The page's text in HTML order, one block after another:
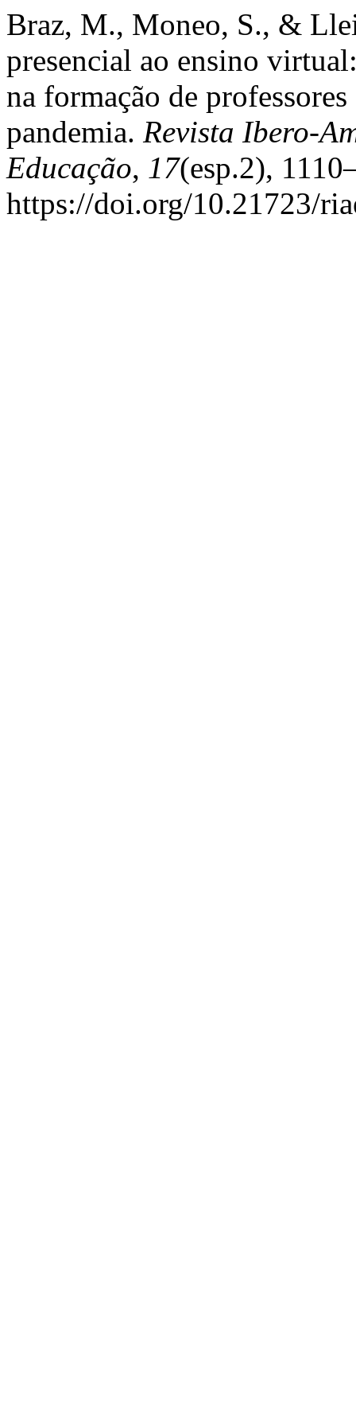
Braz, M., Moneo, S., &
presencial ao ensino
na formação de
pandemia. Revista Ibero-
Educação, 17(esp.2),
https://doi.org/10.21723/